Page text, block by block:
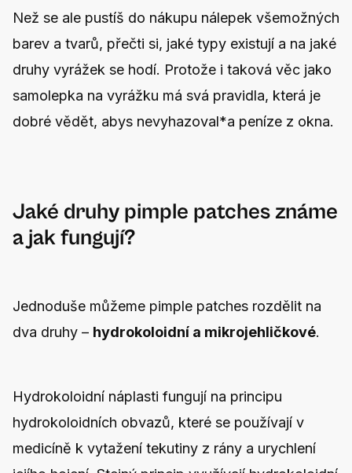
Než se ale pustíš do nákupu nálepek všemožných
barev a tvarů, přečti si, jaké typy existují a na jaké
druhy vyrážek se hodí. Protože i taková věc jako
samolepka na vyrážku má svá pravidla, která je
dobré vědět, abys nevyhazoval*a peníze z okna.
Jaké druhy pimple patches známe
a jak fungují?
Jednoduše můžeme pimple patches rozdělit na
dva druhy – hydrokoloidní a mikrojehličkové.
Hydrokoloidní náplasti fungují na principu
hydrokoloidních obvazů, které se používají v
medicíně k vytažení tekutiny z rány a urychlení